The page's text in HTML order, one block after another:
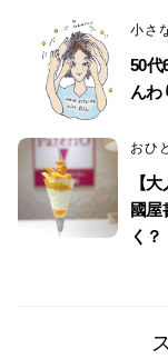
小さ
50代
んわ
おひ
【
國屋
く？